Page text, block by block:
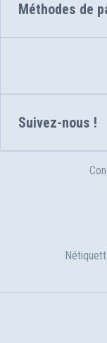
Méthodes de
Suivez-nous !